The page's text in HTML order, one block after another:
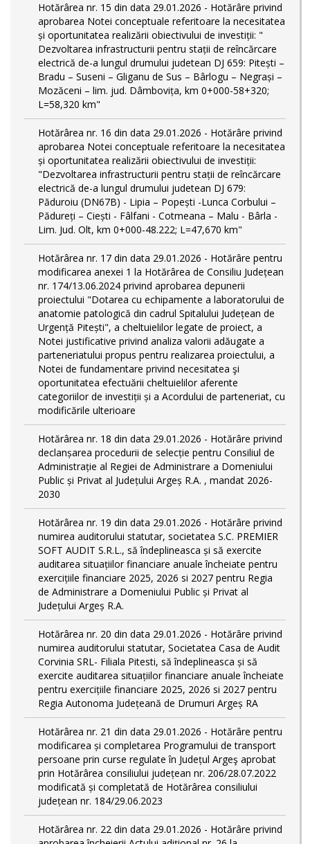
Hotărârea nr. 15 din data 29.01.2026 - Hotărâre privind
aprobarea Notei conceptuale referitoare la necesitatea
și oportunitatea realizării obiectivului de investiții: "
Dezvoltarea infrastructurii pentru stații de reîncărcare
electrică de-a lungul drumului judetean DJ 659: Pitești –
Bradu – Suseni – Gliganu de Sus – Bârlogu – Negrași –
Mozăceni – lim. jud. Dâmbovița, km 0+000-58+320;
L=58,320 km"
Hotărârea nr. 16 din data 29.01.2026 - Hotărâre privind
aprobarea Notei conceptuale referitoare la necesitatea
și oportunitatea realizării obiectivului de investiții:
"Dezvoltarea infrastructurii pentru stații de reîncărcare
electrică de-a lungul drumului judetean DJ 679:
Păduroiu (DN67B) - Lipia – Popești -Lunca Corbului –
Pădureți – Ciești - Fâlfani - Cotmeana – Malu - Bârla -
Lim. Jud. Olt, km 0+000-48.222; L=47,670 km"
Hotărârea nr. 17 din data 29.01.2026 - Hotărâre pentru
modificarea anexei 1 la Hotărârea de Consiliu Județean
nr. 174/13.06.2024 privind aprobarea depunerii
proiectului "Dotarea cu echipamente a laboratorului de
anatomie patologică din cadrul Spitalului Județean de
Urgență Pitești", a cheltuielilor legate de proiect, a
Notei justificative privind analiza valorii adăugate a
parteneriatului propus pentru realizarea proiectului, a
Notei de fundamentare privind necesitatea şi
oportunitatea efectuării cheltuielilor aferente
categoriilor de investiții și a Acordului de parteneriat, cu
modificările ulterioare
Hotărârea nr. 18 din data 29.01.2026 - Hotărâre privind
declanșarea procedurii de selecție pentru Consiliul de
Administrație al Regiei de Administrare a Domeniului
Public și Privat al Județului Argeș R.A. , mandat 2026-
2030
Hotărârea nr. 19 din data 29.01.2026 - Hotărâre privind
numirea auditorului statutar, societatea S.C. PREMIER
SOFT AUDIT S.R.L., să îndeplineasca și să exercite
auditarea situațiilor financiare anuale încheiate pentru
exercițiile financiare 2025, 2026 si 2027 pentru Regia
de Administrare a Domeniului Public și Privat al
Județului Argeș R.A.
Hotărârea nr. 20 din data 29.01.2026 - Hotărâre privind
numirea auditorului statutar, Societatea Casa de Audit
Corvinia SRL- Filiala Pitesti, să îndeplineasca și să
exercite auditarea situațiilor financiare anuale încheiate
pentru exercițiile financiare 2025, 2026 si 2027 pentru
Regia Autonoma Județeană de Drumuri Argeș RA
Hotărârea nr. 21 din data 29.01.2026 - Hotărâre pentru
modificarea și completarea Programului de transport
persoane prin curse regulate în Județul Argeş aprobat
prin Hotărârea consiliului județean nr. 206/28.07.2022
modificată și completată de Hotărârea consiliului
județean nr. 184/29.06.2023
Hotărârea nr. 22 din data 29.01.2026 - Hotărâre privind